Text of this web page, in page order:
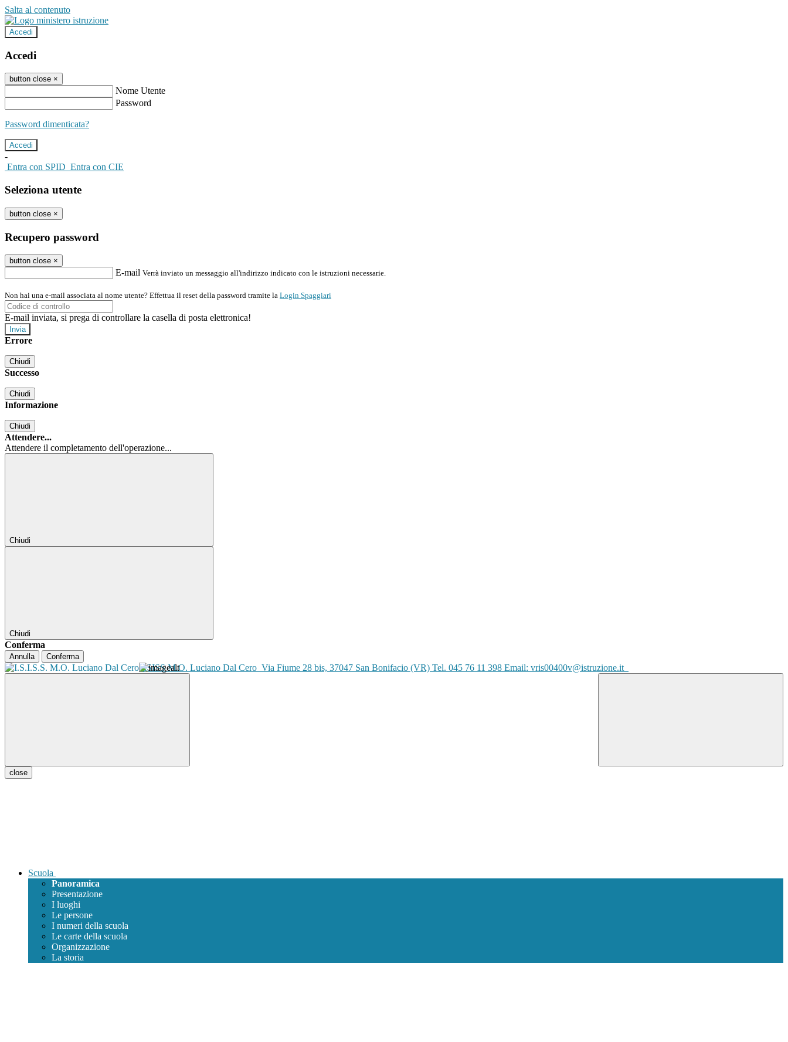
Salta al contenuto
Accedi
Accedi
button close ×
Nome Utente
Password
Password dimenticata?
-
Entra con SPID Entra con CIE
Seleziona utente
button close ×
Recupero password
button close ×
E-mail Verrà inviato un messaggio all'indirizzo indicato con le istruzioni necessarie.
Non hai una e-mail associata al nome utente? Effettua il reset della password tramite la Login Spaggiari
E-mail inviata, si prega di controllare la casella di posta elettronica!
Errore
Chiudi
Successo
Chiudi
Informazione
Chiudi
Attendere...
Attendere il completamento dell'operazione...
Chiudi
Chiudi
Conferma
Annulla Conferma
ISISS M.O. Luciano Dal Cero Via Fiume 28 bis, 37047 San Bonifacio (VR) Tel. 045 76 11 398 Email: vris00400v@istruzione.it
close
Scuola
Panoramica
Presentazione
I luoghi
Le persone
I numeri della scuola
Le carte della scuola
Organizzazione
La storia